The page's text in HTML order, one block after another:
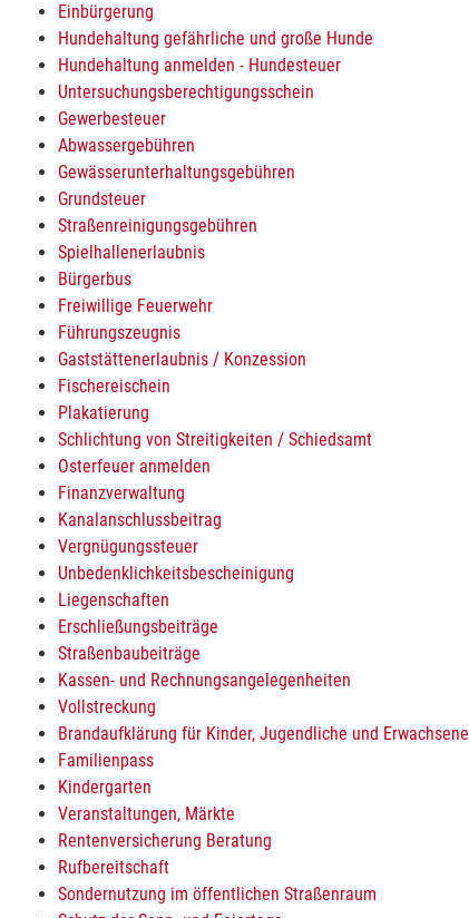
Einbürgerung
Hundehaltung gefährliche und große Hunde
Hundehaltung anmelden - Hundesteuer
Untersuchungsberechtigungsschein
Gewerbesteuer
Abwassergebühren
Gewässerunterhaltungsgebühren
Grundsteuer
Straßenreinigungsgebühren
Spielhallenerlaubnis
Bürgerbus
Freiwillige Feuerwehr
Führungszeugnis
Gaststättenerlaubnis / Konzession
Fischereischein
Plakatierung
Schlichtung von Streitigkeiten / Schiedsamt
Osterfeuer anmelden
Finanzverwaltung
Kanalanschlussbeitrag
Vergnügungssteuer
Unbedenklichkeitsbescheinigung
Liegenschaften
Erschließungsbeiträge
Straßenbaubeiträge
Kassen- und Rechnungsangelegenheiten
Vollstreckung
Brandaufklärung für Kinder, Jugendliche und Erwachsene
Familienpass
Kindergarten
Veranstaltungen, Märkte
Rentenversicherung Beratung
Rufbereitschaft
Sondernutzung im öffentlichen Straßenraum